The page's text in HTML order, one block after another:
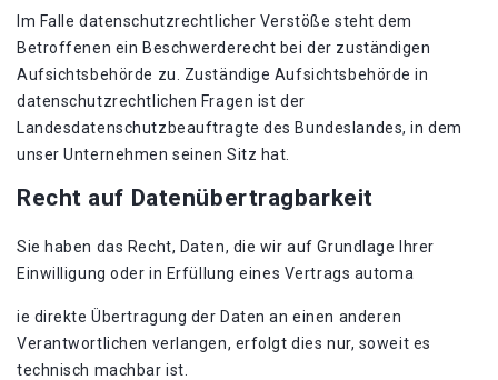
Im Falle datenschutzrechtlicher Verstöße steht dem
Betroffenen ein Beschwerderecht bei der zuständigen
Aufsichtsbehörde zu. Zuständige Aufsichtsbehörde in
datenschutzrechtlichen Fragen ist der
Landesdatenschutzbeauftragte des Bundeslandes, in dem
unser Unternehmen seinen Sitz hat.
Recht auf Datenübertragbarkeit
Sie haben das Recht, Daten, die wir auf Grundlage Ihrer
Einwilligung oder in Erfüllung eines Vertrags automa
ie direkte Übertragung der Daten an einen anderen
Verantwortlichen verlangen, erfolgt dies nur, soweit es
technisch machbar ist.